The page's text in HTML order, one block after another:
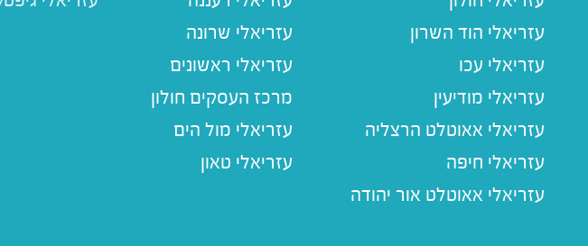
עזריאלי הוד השרון
עזריאלי עכו
עזריאלי מודיעין
עזריאלי אאוטלט הרצליה
עזריאלי חיפה
עזריאלי אאוטלט אור יהודה
עזריאלי שרונה
עזריאלי ראשונים
מרכז העסקים חולון
עזריאלי מול הים
עזריאלי טאון